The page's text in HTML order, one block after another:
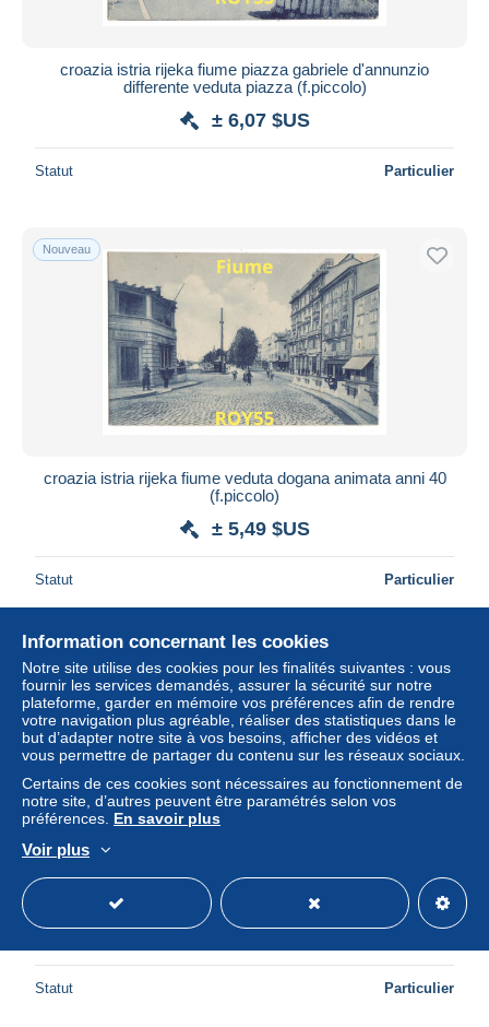
croazia istria rijeka fiume piazza gabriele d'annunzio
differente veduta piazza (f.piccolo)
± 6,07 $US
Statut Particulier
Nouveau
croazia istria rijeka fiume veduta dogana animata anni 40
(f.piccolo)
± 5,49 $US
Statut Particulier
hrvatska rijeka croazia fiume panorama veduta dall'alto
della citta di fiume e il mare fine anni 30 (v.retro)
Statut Particulier
Information concernant les cookies
Notre site utilise des cookies pour les finalités suivantes : vous
fournir les services demandés, assurer la sécurité sur notre
plateforme, garder en mémoire vos préférences afin de rendre
votre navigation plus agréable, réaliser des statistiques dans le
but d’adapter notre site à vos besoins, afficher des vidéos et
vous permettre de partager du contenu sur les réseaux sociaux.
Certains de ces cookies sont nécessaires au fonctionnement de
notre site, d’autres peuvent être paramétrés selon vos
préférences. En savoir plus
Voir plus